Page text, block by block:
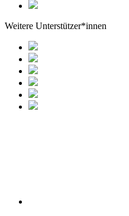
Weitere Unterstützer*innen